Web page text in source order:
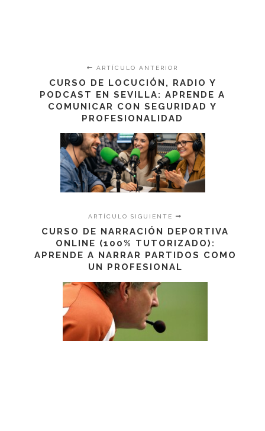
ARTÍCULO ANTERIOR
CURSO DE LOCUCIÓN, RADIO Y
PODCAST EN SEVILLA: APRENDE A
COMUNICAR CON SEGURIDAD Y
PROFESIONALIDAD
ARTÍCULO SIGUIENTE
CURSO DE NARRACIÓN DEPORTIVA
ONLINE (100% TUTORIZADO):
APRENDE A NARRAR PARTIDOS COMO
UN PROFESIONAL